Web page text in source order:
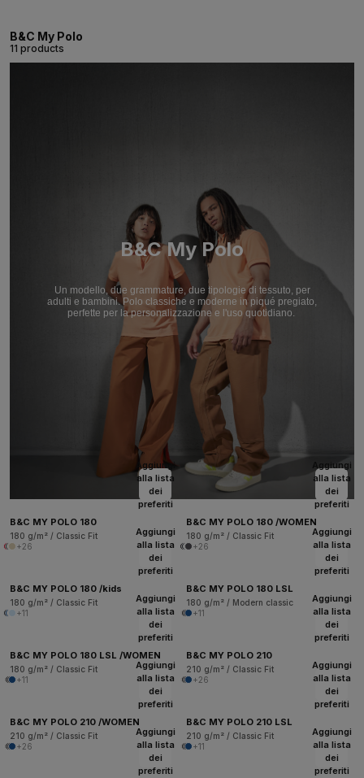
B&C My Polo
11 products
B&C My Polo
Un modello, due grammature, due tipologie di tessuto, per
adulti e bambini. Polo classiche e moderne in piqué pregiato,
perfette per la personalizzazione e l'uso quotidiano.
Aggiungi
alla lista
dei
preferiti
B&C MY POLO 180
180 g/m² / Classic Fit
+26
Aggiungi
alla lista
dei
preferiti
B&C MY POLO 180 /WOMEN
180 g/m² / Classic Fit
+26
Aggiungi
alla lista
dei
preferiti
B&C MY POLO 180 /kids
180 g/m² / Classic Fit
+11
Aggiungi
alla lista
dei
preferiti
B&C MY POLO 180 LSL
180 g/m² / Modern classic
+11
Aggiungi
alla lista
dei
preferiti
B&C MY POLO 180 LSL /WOMEN
180 g/m² / Classic Fit
+11
Aggiungi
alla lista
dei
preferiti
B&C MY POLO 210
210 g/m² / Classic Fit
+26
Aggiungi
alla lista
dei
preferiti
B&C MY POLO 210 /WOMEN
210 g/m² / Classic Fit
+26
Aggiungi
alla lista
dei
preferiti
B&C MY POLO 210 LSL
210 g/m² / Classic Fit
+11
Aggiungi
alla lista
dei
preferiti
Aggiungi
alla lista
dei
preferiti